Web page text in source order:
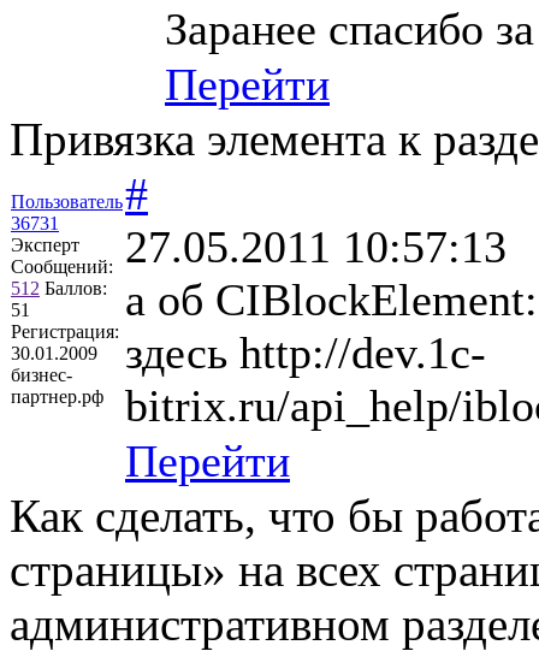
Заранее спасибо
Перейти
Привязка элемента к
Пользователь
36731
Эксперт
Сообщений:
512 Баллов:
51
Регистрация:
30.01.2009
бизнес-
партнер.рф
#
27.05.2011 10:57:13
а об
здесь http://dev.1c-
bitrix.ru/api_help/
Перейти
Как сделать, что бы
страницы» на всех
административном